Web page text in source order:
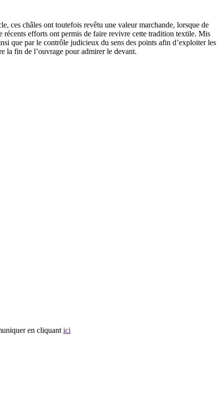
châles ont toutefois revêtu une valeur marchande, lorsque de
récents efforts ont permis de faire revivre cette tradition textile. Mis
que par le contrôle judicieux du sens des points afin d’exploiter les
la fin de l’ouvrage pour admirer le devant.
en cliquant ici